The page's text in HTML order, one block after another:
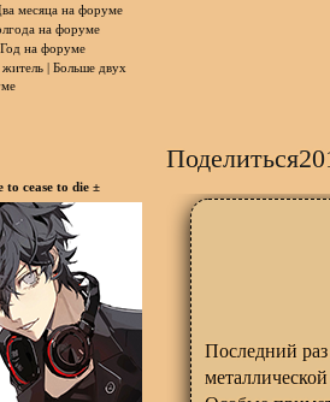
Поделиться
to cease to die ±
Последний